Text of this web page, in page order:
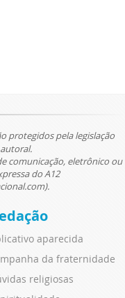
protegidos pela legislação
comunicação, eletrônico ou
do A12
aparecida
da fraternidade
religiosas